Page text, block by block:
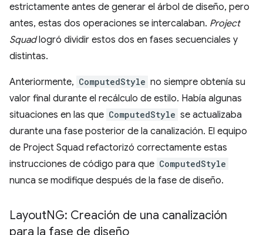
estrictamente antes de generar el árbol de diseño, pero
antes, estas dos operaciones se intercalaban. Project
Squadlogró dividir estos dos en fases secuenciales y
distintas.
Anteriormente, ComputedStyle no siempre obtenía su
valor final durante el recálculo de estilo. Había algunas
situaciones en las que ComputedStyle se actualizaba
durante una fase posterior de la canalización. El equipo
de Project Squad refactorizó correctamente estas
instrucciones de código para que ComputedStyle
nunca se modifique después de la fase de diseño.
LayoutNG: Creación de una canalización
para la fase de diseño